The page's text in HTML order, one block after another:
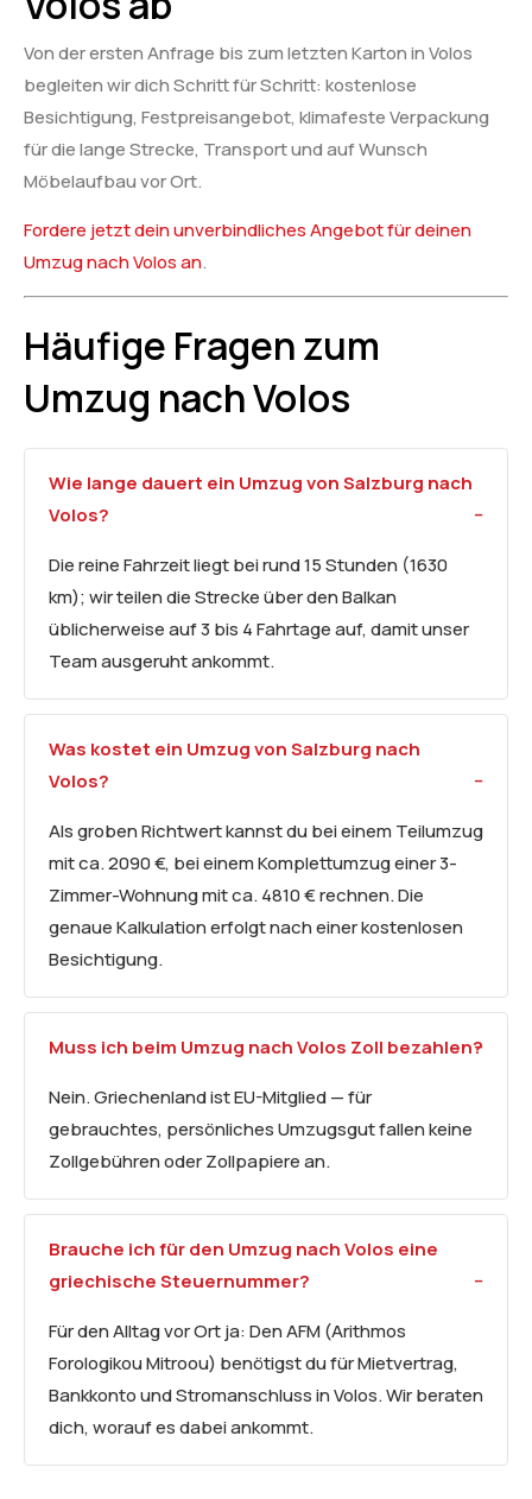
Von der ersten Anfrage bis zum letzten Karton in Volos
begleiten wir dich Schritt für Schritt: kostenlose
Besichtigung, Festpreisangebot, klimafeste Verpackung
für die lange Strecke, Transport und auf Wunsch
Möbelaufbau vor Ort.
Fordere jetzt dein unverbindliches Angebot für deinen
Umzug nach Volos an.
Häufige Fragen zum
Umzug nach Volos
Wie lange dauert ein Umzug von Salzburg nach
Volos?
Die reine Fahrzeit liegt bei rund 15 Stunden (1630
km); wir teilen die Strecke über den Balkan
üblicherweise auf 3 bis 4 Fahrtage auf, damit unser
Team ausgeruht ankommt.
Was kostet ein Umzug von Salzburg nach
Volos?
Als groben Richtwert kannst du bei einem Teilumzug
mit ca. 2090 €, bei einem Komplettumzug einer 3-
Zimmer-Wohnung mit ca. 4810 € rechnen. Die
genaue Kalkulation erfolgt nach einer kostenlosen
Besichtigung.
Muss ich beim Umzug nach Volos Zoll bezahlen?
Nein. Griechenland ist EU-Mitglied — für
gebrauchtes, persönliches Umzugsgut fallen keine
Zollgebühren oder Zollpapiere an.
Brauche ich für den Umzug nach Volos eine
griechische Steuernummer?
Für den Alltag vor Ort ja: Den AFM (Arithmos
Forologikou Mitroou) benötigst du für Mietvertrag,
Bankkonto und Stromanschluss in Volos. Wir beraten
dich, worauf es dabei ankommt.